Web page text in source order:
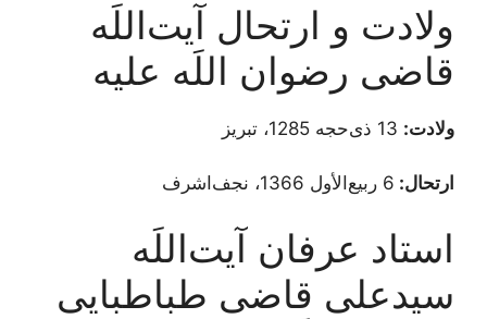
ولادت و ارتحال آیت‌اللَه
قاضی رضوان اللَه علیه
ولادت:
ارتحال: 6 ربیع‌الأول 1366، نجف‌اشرف
استاد عرفان آیت‌اللَه
سیدعلی قاضی طباطبایی